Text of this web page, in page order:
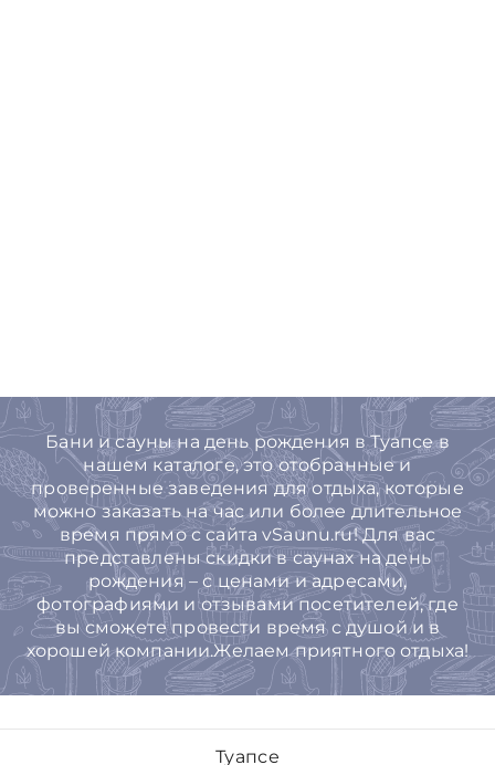
Бани и сауны на день рождения в Туапсе в
нашем каталоге, это отобранные и
проверенные заведения для отдыха, которые
можно заказать на час или более длительное
время прямо с сайта vSaunu.ru! Для вас
представлены скидки в саунах на день
рождения – с ценами и адресами,
фотографиями и отзывами посетителей, где
вы сможете провести время с душой и в
хорошей компании.Желаем приятного отдыха!
Туапсе